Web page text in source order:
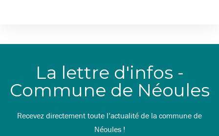
La lettre d'infos -
Commune de Néoules
Recevez directement toute l’actualité de la commune de
Néoules !